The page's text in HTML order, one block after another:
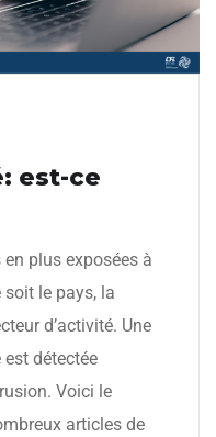
est-ce
plus exposées à
soit le pays, la
d’activité. Une
détectée
Voici le
articles de